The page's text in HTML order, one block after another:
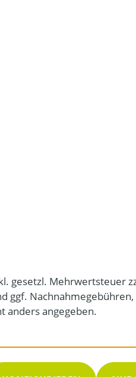
gesetzl. Mehrwertsteuer
ggf.
anders angegeben.